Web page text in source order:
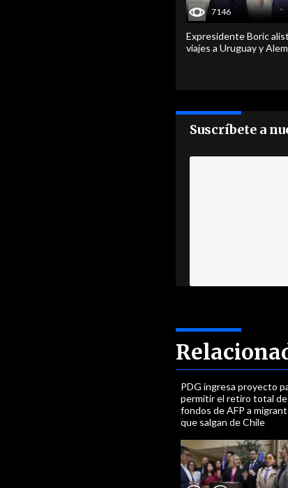
7146
Expresidente Boric
viajes a Uruguay y
Suscríbete a
PDG ingresa proyecto
permitir el retiro total de
fondos de AFP a
que salgan de Chile